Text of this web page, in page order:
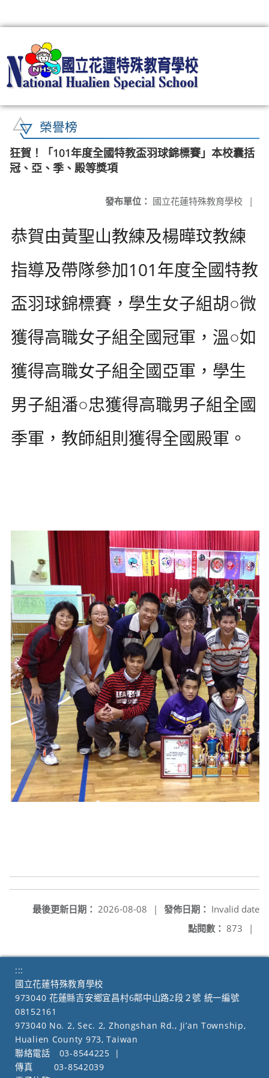
榮譽榜
狂賀！「101年度全國特教盃羽球錦標賽」本校囊括
冠、亞、季、殿等獎項
發布單位： 國立花蓮特殊教育學校 |
恭賀由黃聖山教練及楊曄玟教練
指導及帶隊參加101年度全國特教
盃羽球錦標賽，學生女子組胡○微
獲得高職女子組全國冠軍，溫○如
獲得高職女子組全國亞軍，學生
男子組潘○忠獲得高職男子組全國
季軍，教師組則獲得全國殿軍。
發佈日期： Invalid date
最後更新日期： 2026-08-08
|
點閱數： 873 |
:::
國立花蓮特殊教育學校
973040 花蓮縣吉安鄉宜昌村6鄰中山路2段２號 統一編號
08152161
973040 No. 2, Sec. 2, Zhongshan Rd., Ji’an Township,
Hualien County 973, Taiwan
聯絡電話
03-8544225
|
傳真
03-8542039